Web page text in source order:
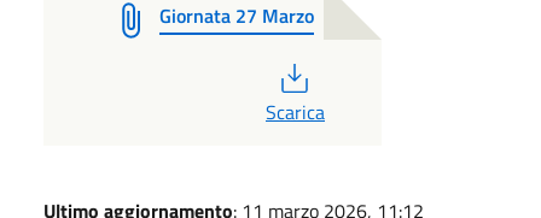
Giornata 27 Marzo
Scarica
Ultimo aggiornamento: 11 marzo 2026, 11:12